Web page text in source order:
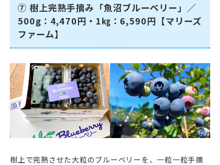
⑦ 樹上完熟手摘み「魚沼ブルーベリー」／
500g：4,470円・1㎏：6,590円【マリーズ
ファーム】
樹上で完熟させた大粒のブルーベリーを、一粒一粒手摘